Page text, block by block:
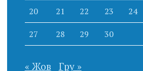
20 21 22 23 24
27 28 29 30
« Жов Гру »